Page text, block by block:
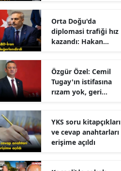
Büyüyor
Orta Doğu'da
diplomasi trafiği hız
kazandı: Hakan
Özgür Özel: Cemil
Tugay'ın istifasına
rızam yok, geri
YKS soru kitapçıkları
ve cevap anahtarları
erişime açıldı